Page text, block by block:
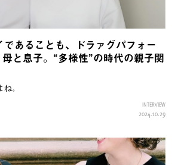
であることも、ドラァグパフォー
と息子。“多様性”の時代の親子関
。
INTERVIEW
2024.10.29